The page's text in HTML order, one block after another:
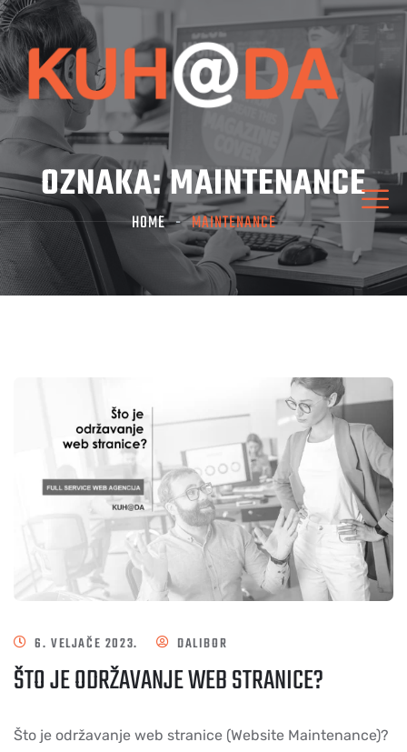
OZNAKA:MAINTENANCE
HOME MAINTENANCE
6. VELJAČE 2023. DALIBOR
ŠTO JE ODRŽAVANJE WEB STRANICE?
Što je održavanje web stranice (Website Maintenance)?